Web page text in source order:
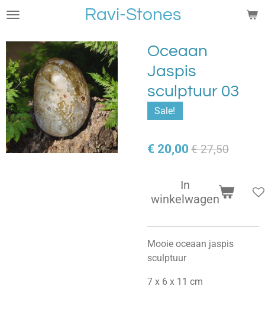
Ga
naar
de
hoofdinhoud
Ravi-Stones
Oceaan
Jaspis
sculptuur 03
Sale!
€ 20,00 € 27,50
In
winkelwagen
Mooie oceaan jaspis
sculptuur
7 x 6 x 11 cm